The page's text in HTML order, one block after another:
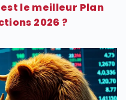
le meilleur Plan
2026 ?